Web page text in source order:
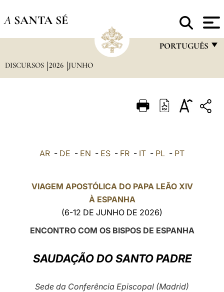
A SANTA SÉ
PORTUGUÊS
ITALIANO
POLSKI
DISCURSOS 2026 JUNHO
AR - DE - EN - ES - FR - IT - PL - PT
VIAGEM APOSTÓLICA DO PAPA LEÃO XIV
À ESPANHA
(6-12 DE JUNHO DE 2026)
ENCONTRO COM OS BISPOS DE ESPANHA
SAUDAÇÃO DO SANTO PADRE
Sede da Conferência Episcopal (Madrid)